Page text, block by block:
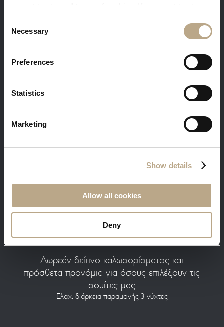
accept to store all types of cookies. If you want to store
tick boxes below, and then click "
Allow selection".
Selection
Necessary
Preferences
Statistics
Marketing
Show details
Allow all cookies
Deny
Κράτηση με τις καλύτερες τιμές. Συνδεθείτε
Ελαχ. διάρκεια παραμονής 3 νύχτες
Δωρεάν δείπνο καλωσορίσματος και
πρόσθετα προνόμια για όσους επιλέξουν τις
σουίτες μας
Ελαχ. διάρκεια παραμονής 3 νύχτες